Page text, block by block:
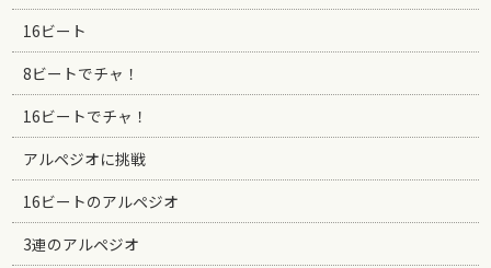
16ビート
8ビートでチャ！
16ビートでチャ！
アルペジオに挑戦
16ビートのアルペジオ
3連のアルペジオ